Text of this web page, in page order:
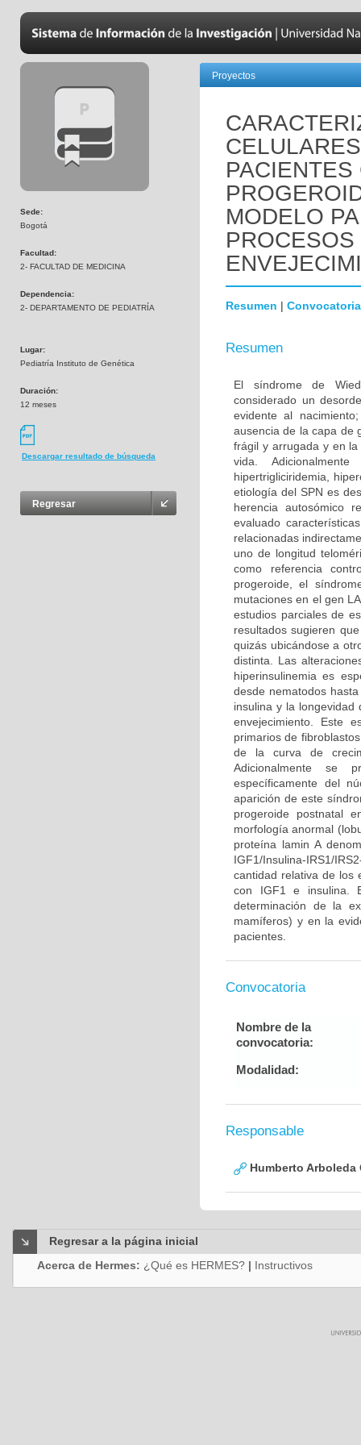
Sede:
Bogotá
Facultad:
2- FACULTAD DE MEDICINA
Dependencia:
2- DEPARTAMENTO DE PEDIATRÍA
Lugar:
Pediatría Instituto de Genética
Duración:
12 meses
Descargar resultado de búsqueda
Regresar
Proyectos
MODELO
Resumen | Convocatoria
Resumen
El síndrome de
considerado un
evidente al
ausencia de la capa de
frágil y arrugada y en
vida.
hipertrigliciridemia,
etiología del SPN es
herencia autosómico
evaluado
relacionadas
uno de longitud
como referencia
progeroide, el
mutaciones en el gen
estudios parciales de
resultados sugieren
quizás ubicándose a
distinta. Las
hiperinsulinemia es
desde nematodos
insulina y la
envejecimiento. Este
primarios de
de la curva de
Adicionalmente se
específicamente del
aparición de este
progeroide postnatal
morfología anormal
proteína lamin A
IGF1/Insulina-IRS1/
cantidad relativa de los
con IGF1 e insulina.
determinación de la
mamíferos) y en la
pacientes.
Convocatoria
Nombre de la
convocatoria:
Modalidad:
Responsable
Humberto Arboleda
Regresar a la página inicial
Acerca de Hermes: ¿Qué es HERMES? | Instructivos